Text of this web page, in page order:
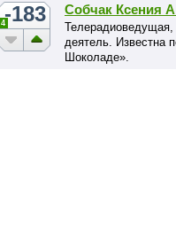
-183
4
Собчак Ксения
Телерадиоведущая,
деятель. Известна
Шоколаде».